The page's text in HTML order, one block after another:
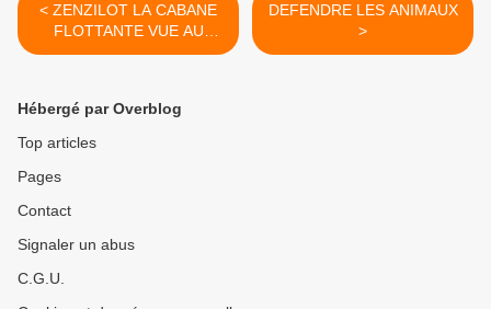
< ZENZILOT LA CABANE
FLOTTANTE VUE AU
GRAND PAVOIS
DEFENDRE LES ANIMAUX
>
Hébergé par Overblog
Top articles
Pages
Contact
Signaler un abus
C.G.U.